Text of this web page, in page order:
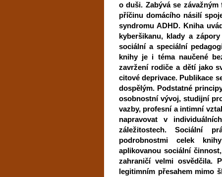
o duši. Zabývá se
příčinu domácího násilí
syndromu ADHD. Kniha
kyberšikanu, klady a
sociální a speciální
knihy je i téma naučené
zavržení rodiče a dětí jako
citové deprivace. Publikace
dospělým. Podstatné
osobnostní vývoj, studijní
vazby, profesní a intimní
napravovat v
záležitostech. Sociální
podrobnostmi celek
aplikovanou sociální
zahraničí velmi osvědčila.
legitimním přesahem mimo